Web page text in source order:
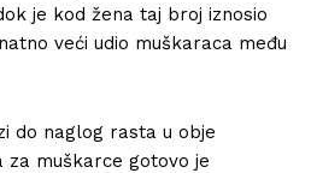
je kod žena taj broj iznosio
veći udio muškaraca među
do naglog rasta u obje
za muškarce gotovo je